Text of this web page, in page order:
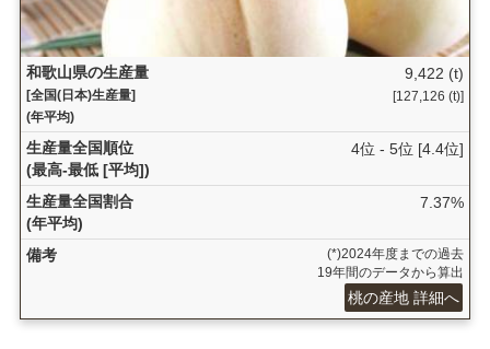
和歌山県の生産量
[全国(日本)生産量]
(年平均)
9,422 (t)
[127,126 (t)]
生産量全国順位
(最高-最低 [平均])
4位 - 5位 [4.4位]
生産量全国割合
(年平均)
7.37%
備考
(*)2024年度までの過去
19年間のデータから算出
桃の産地 詳細へ